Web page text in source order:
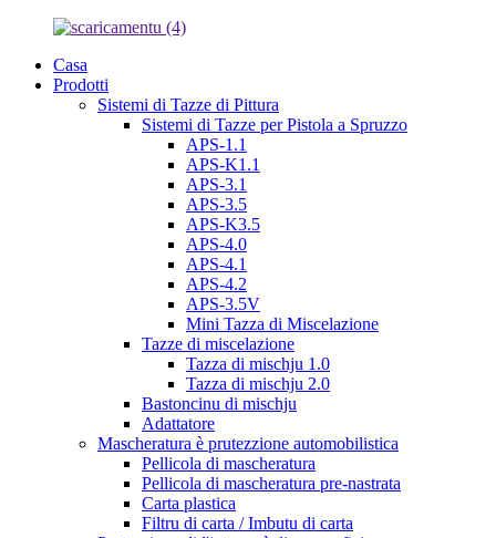
Casa
Prodotti
Sistemi di Tazze di Pittura
Sistemi di Tazze per Pistola a Spruzzo
APS-1.1
APS-K1.1
APS-3.1
APS-3.5
APS-K3.5
APS-4.0
APS-4.1
APS-4.2
APS-3.5V
Mini Tazza di Miscelazione
Tazze di miscelazione
Tazza di mischju 1.0
Tazza di mischju 2.0
Bastoncinu di mischju
Adattatore
Mascheratura è prutezzione automobilistica
Pellicola di mascheratura
Pellicola di mascheratura pre-nastrata
Carta plastica
Filtru di carta / Imbutu di carta